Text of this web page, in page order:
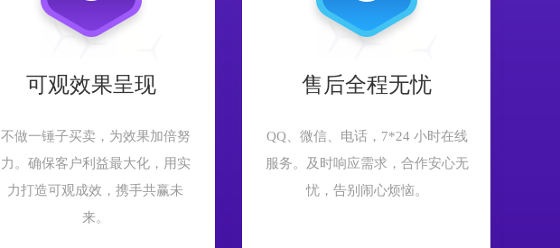
可观效果呈现
不做一锤子买卖，为效果加倍努
力。确保客户利益最大化，用实
力打造可观成效，携手共赢未
来。
售后全程无忧
QQ、微信、电话，7*24 小时在线
服务。及时响应需求，合作安心无
忧，告别闹心烦恼。